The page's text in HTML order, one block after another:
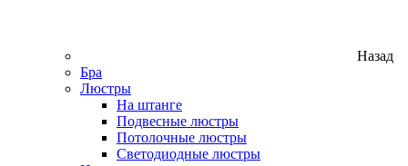
Назад
Бра
Люстры
На штанге
Подвесные люстры
Потолочные люстры
Светодиодные люстры